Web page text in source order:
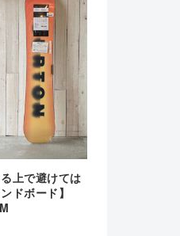
上で避けては
ドボード】